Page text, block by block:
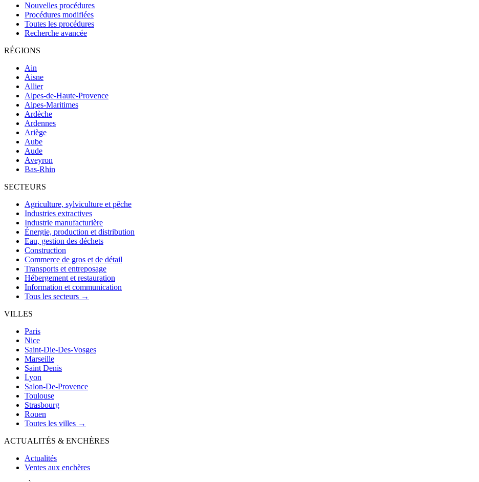
Nouvelles procédures
Procédures modifiées
Toutes les procédures
Recherche avancée
RÉGIONS
Ain
Aisne
Allier
Alpes-de-Haute-Provence
Alpes-Maritimes
Ardèche
Ardennes
Ariège
Aube
Aude
Aveyron
Bas-Rhin
SECTEURS
Agriculture, sylviculture et pêche
Industries extractives
Industrie manufacturière
Énergie, production et distribution
Eau, gestion des déchets
Construction
Commerce de gros et de détail
Transports et entreposage
Hébergement et restauration
Information et communication
Tous les secteurs →
VILLES
Paris
Nice
Saint-Die-Des-Vosges
Marseille
Saint Denis
Lyon
Salon-De-Provence
Toulouse
Strasbourg
Rouen
Toutes les villes →
ACTUALITÉS & ENCHÈRES
Actualités
Ventes aux enchères